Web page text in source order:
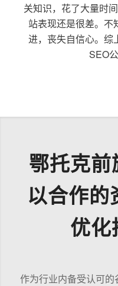
关知识，花了大量时
站表现还是很差。不
进，丧失自信心。综
SEO
鄂托克
以合作的
优化
作为行业内备受认可